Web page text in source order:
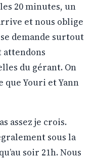
20 minutes, un
et nous oblige
demande surtout
attendons
du gérant. On
Youri et Yann
assez je crois.
sous la
soir 21h. Nous